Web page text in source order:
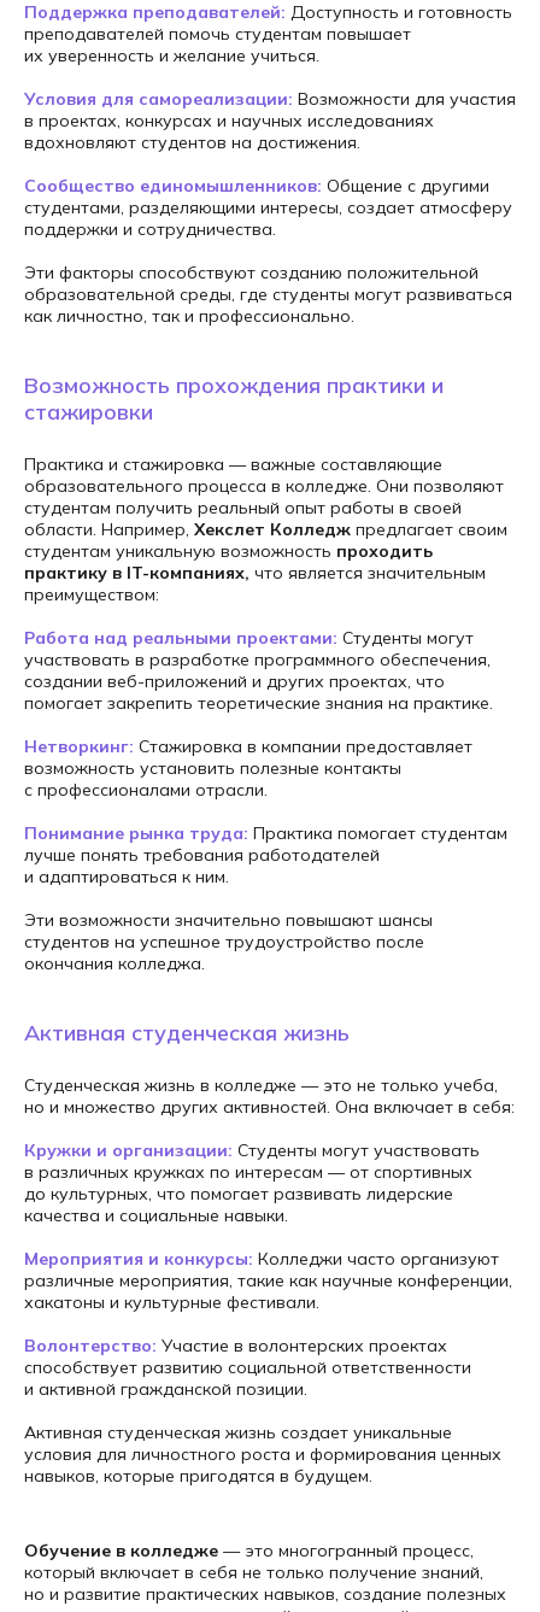
Поддержка преподавателей: Доступность и готовность
преподавателей помочь студентам повышает
их уверенность и желание учиться.
Условия для самореализации: Возможности для участия
в проектах, конкурсах и научных исследованиях
вдохновляют студентов на достижения.
Сообщество единомышленников: Общение с другими
студентами, разделяющими интересы, создает атмосферу
поддержки и сотрудничества.
Эти факторы способствуют созданию положительной
образовательной среды, где студенты могут развиваться
как личностно, так и профессионально.
Возможность прохождения практики и
стажировки
Практика и стажировка — важные составляющие
образовательного процесса в колледже. Они позволяют
студентам получить реальный опыт работы в своей
области. Например, Хекслет Колледж предлагает своим
студентам уникальную возможность проходить
практику в IT-компаниях, что является значительным
преимуществом:
Работа над реальными проектами: Студенты могут
участвовать в разработке программного обеспечения,
создании веб-приложений и других проектах, что
помогает закрепить теоретические знания на практике.
Нетворкинг: Стажировка в компании предоставляет
возможность установить полезные контакты
с профессионалами отрасли.
Понимание рынка труда: Практика помогает студентам
лучше понять требования работодателей
и адаптироваться к ним.
Эти возможности значительно повышают шансы
студентов на успешное трудоустройство после
окончания колледжа.
Активная студенческая жизнь
Студенческая жизнь в колледже — это не только учеба,
но и множество других активностей. Она включает в себя:
Кружки и организации: Студенты могут участвовать
в различных кружках по интересам — от спортивных
до культурных, что помогает развивать лидерские
качества и социальные навыки.
Мероприятия и конкурсы: Колледжи часто организуют
различные мероприятия, такие как научные конференции,
хакатоны и культурные фестивали.
Волонтерство: Участие в волонтерских проектах
способствует развитию социальной ответственности
и активной гражданской позиции.
Активная студенческая жизнь создает уникальные
условия для личностного роста и формирования ценных
навыков, которые пригодятся в будущем.
Обучение в колледже — это многогранный процесс,
который включает в себя не только получение знаний,
но и развитие практических навыков, создание полезных
ЗАПИШИТЕСЬ
НА БЕСПЛАТНУЮ
КОНСУЛЬТАЦИЮ
+7
консультацию
Нажимая на кнопку Получить
направления и расскажем